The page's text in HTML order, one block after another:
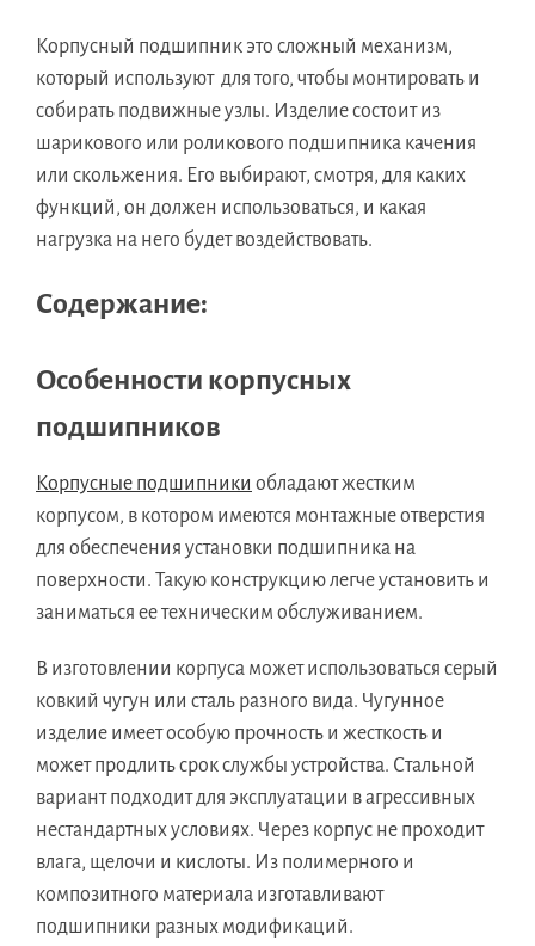
Корпусный подшипник это сложный механизм,
который используют для того, чтобы монтировать и
собирать подвижные узлы. Изделие состоит из
шарикового или роликового подшипника качения
или скольжения. Его выбирают, смотря, для каких
функций, он должен использоваться, и какая
нагрузка на него будет воздействовать.
Содержание:
Особенности корпусных
подшипников
Корпусные подшипники обладают жестким
корпусом, в котором имеются монтажные отверстия
для обеспечения установки подшипника на
поверхности. Такую конструкцию легче установить и
заниматься ее техническим обслуживанием.
В изготовлении корпуса может использоваться серый
ковкий чугун или сталь разного вида. Чугунное
изделие имеет особую прочность и жесткость и
может продлить срок службы устройства. Стальной
вариант подходит для эксплуатации в агрессивных
нестандартных условиях. Через корпус не проходит
влага, щелочи и кислоты. Из полимерного и
композитного материала изготавливают
подшипники разных модификаций.